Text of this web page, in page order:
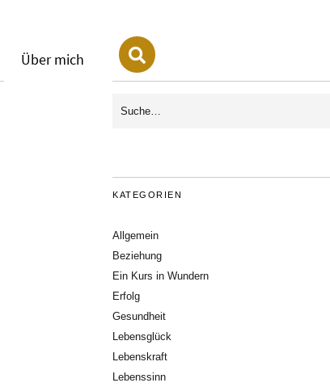
Über mich
KATEGORIEN
Allgemein
Beziehung
Ein Kurs in Wundern
Erfolg
Gesundheit
Lebensglück
Lebenskraft
Lebenssinn